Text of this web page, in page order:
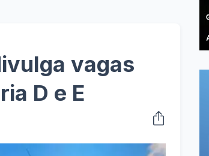
vagas
D e E